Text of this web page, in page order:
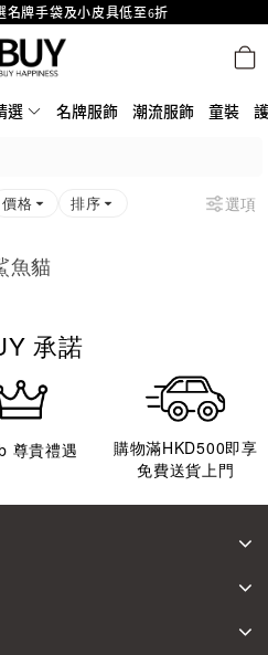
名牌手袋及小皮具低至6折
氣限量特別版限時原價低至75折!
袋及首飾原價低至6折，立即入手!
號舖！
名牌Hermès、CHANEL及LV專區！
即享免運費！
選 名牌服飾 潮流服飾 童裝
價格 排序 選項
魚貓
承諾
尊貴禮遇
購物滿HKD500即享
免費送貨上門